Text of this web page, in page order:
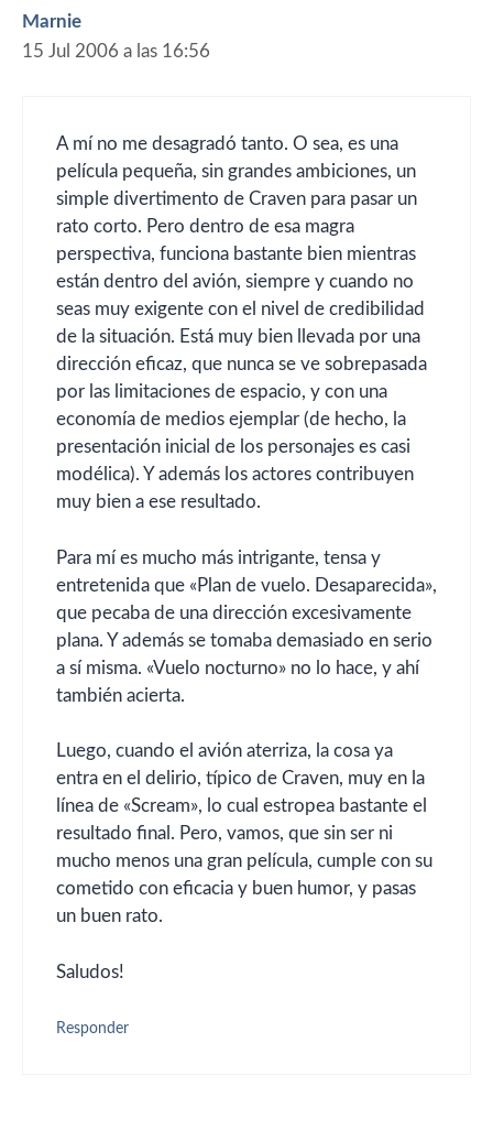
Marnie
15 Jul 2006 a las 16:56
A mí no me desagradó tanto. O sea, es una
película pequeña, sin grandes ambiciones, un
simple divertimento de Craven para pasar un
rato corto. Pero dentro de esa magra
perspectiva, funciona bastante bien mientras
están dentro del avión, siempre y cuando no
seas muy exigente con el nivel de credibilidad
de la situación. Está muy bien llevada por una
dirección eficaz, que nunca se ve sobrepasada
por las limitaciones de espacio, y con una
economía de medios ejemplar (de hecho, la
presentación inicial de los personajes es casi
modélica). Y además los actores contribuyen
muy bien a ese resultado.
Para mí es mucho más intrigante, tensa y
entretenida que «Plan de vuelo. Desaparecida»,
que pecaba de una dirección excesivamente
plana. Y además se tomaba demasiado en serio
a sí misma. «Vuelo nocturno» no lo hace, y ahí
también acierta.
Luego, cuando el avión aterriza, la cosa ya
entra en el delirio, típico de Craven, muy en la
línea de «Scream», lo cual estropea bastante el
resultado final. Pero, vamos, que sin ser ni
mucho menos una gran película, cumple con su
cometido con eficacia y buen humor, y pasas
un buen rato.
Saludos!
Responder